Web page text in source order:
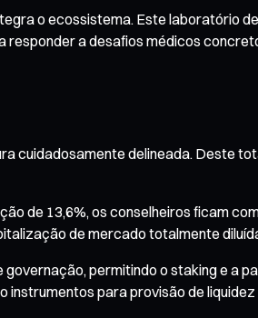
o ecossistema. Este laboratório
responder a desafios médicos
cuidadosamente delineada. Deste
de 13,6%, os conselheiros ficam
de mercado totalmente
permitindo o staking e a
para provisão de